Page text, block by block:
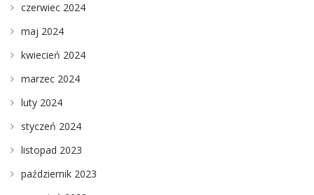
czerwiec 2024
maj 2024
kwiecień 2024
marzec 2024
luty 2024
styczeń 2024
listopad 2023
październik 2023